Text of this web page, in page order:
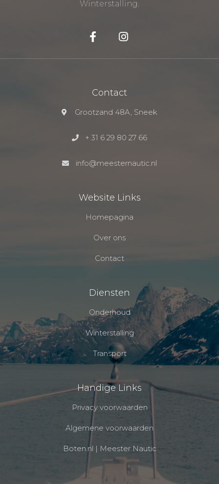
Winterstalling.
Contact
Grootzand 48A, Sneek
+ 31 6 29 80 27 66
info@meesternautic.nl
Website Links
Homepagina
Over ons
Contact
Diensten
Onderhoud
Winterstalling
Transport
Handige Links
Privacy voorwaarden
Algemene voorwaarden
Boten.nl | Meester Nautic